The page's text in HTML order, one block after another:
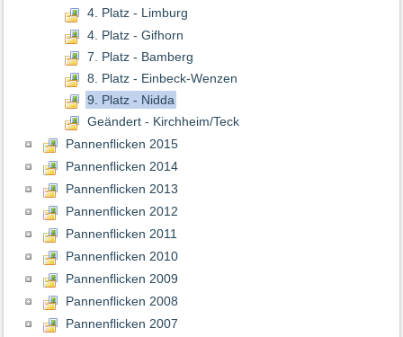
4. Platz - Limburg
4. Platz - Gifhorn
7. Platz - Bamberg
8. Platz - Einbeck-Wenzen
9. Platz - Nidda
Geändert - Kirchheim/Teck
Pannenflicken 2015
Pannenflicken 2014
Pannenflicken 2013
Pannenflicken 2012
Pannenflicken 2011
Pannenflicken 2010
Pannenflicken 2009
Pannenflicken 2008
Pannenflicken 2007